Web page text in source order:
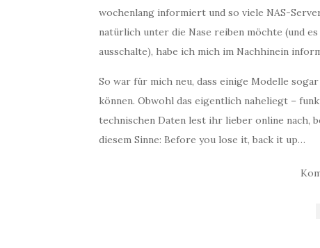
wochenlang informiert und so viele NAS-
natürlich unter die Nase reiben möchte (und
ausschalte), habe ich mich im Nachhinein
So war für mich neu, dass einige Modelle
können. Obwohl das eigentlich naheliegt –
technischen Daten lest ihr lieber online nach,
diesem Sinne: Before you lose it, back it up…